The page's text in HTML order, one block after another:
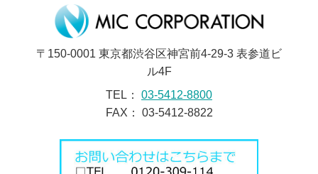
〒150-0001 東京都渋谷区神宮前4-29-3 表参道ビ
ル4F
TEL： 03-5412-8800
FAX： 03-5412-8822